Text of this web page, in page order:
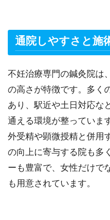
通院しやすさと施
不妊治療専門の鍼灸院は
の高さが特徴です。多く
あり、駅近や土日対応な
通える環境が整っていま
外受精や顕微授精と併用
の向上に寄与する院も多
ーも豊富で、女性だけで
も用意されています。